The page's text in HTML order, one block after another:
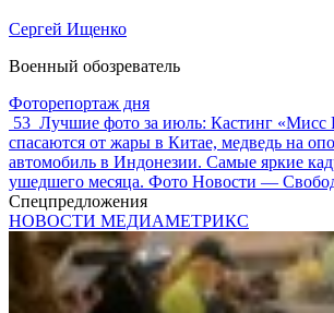
Сергей Ищенко
Военный обозреватель
Фоторепортаж дня
53 Лучшие фото за июль: Кастинг «Мисс
спасаются от жары в Китае, медведь на
автомобиль в Индонезии. Самые яркие
ушедшего месяца. Фото Новости —
Спецпредложения
НОВОСТИ МЕДИАМЕТРИКС